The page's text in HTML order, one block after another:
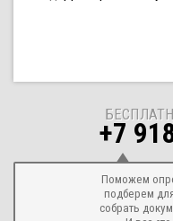
+7
Поможем
подберем
собрать